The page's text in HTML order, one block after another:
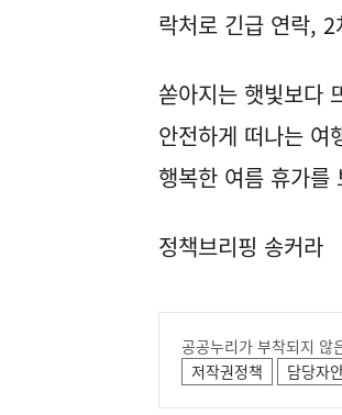
락처로 긴급 연락,
쏟아지는 햇빛보다
안전하게 떠나는 여
행복한 여름 휴가를
정책브리핑 송커라
공공누리가 부착되지 않
저작권정책
담당자